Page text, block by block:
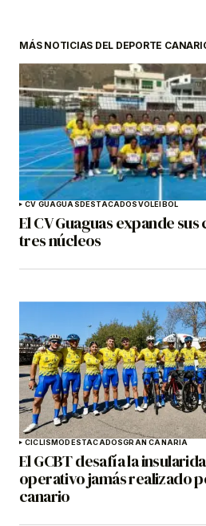
MÁS NOTICIAS DEL DEPORTE
CV GUAGUASDESTACADOSVOLEIBOL
El CV Guaguas expande
tres núcleos
CICLISMODESTACADOSGRAN CANARIA
El GCBT desafía la
operativo jamás realizado
canario